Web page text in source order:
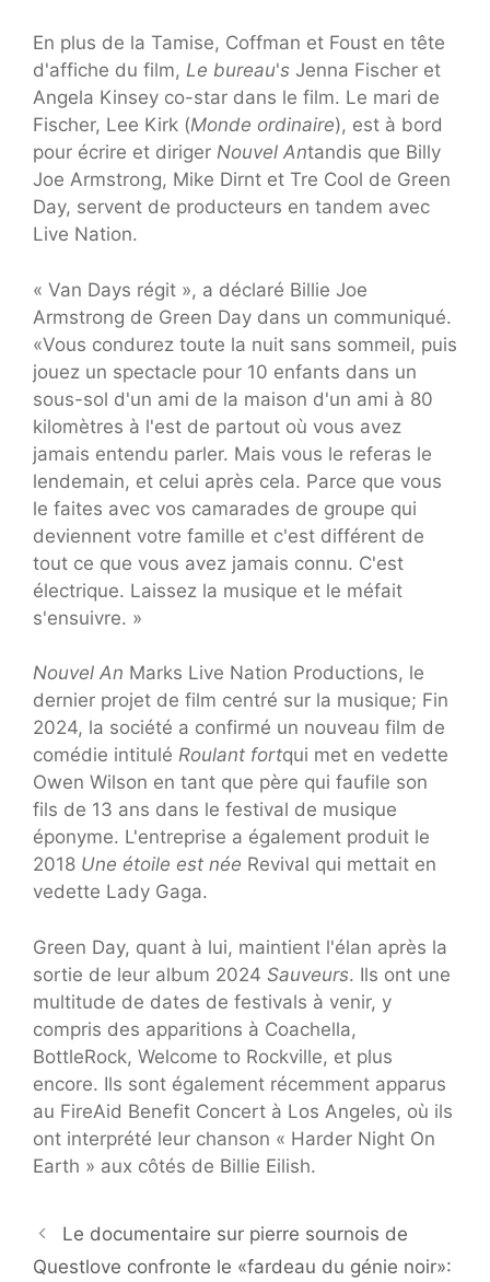
En plus de la Tamise, Coffman et Foust en tête
d'affiche du film, Le bureau's Jenna Fischer et
Angela Kinsey co-star dans le film. Le mari de
Fischer, Lee Kirk (Monde ordinaire), est à bord
pour écrire et diriger Nouvel Antandis que Billy
Joe Armstrong, Mike Dirnt et Tre Cool de Green
Day, servent de producteurs en tandem avec
Live Nation.
« Van Days régit », a déclaré Billie Joe
Armstrong de Green Day dans un communiqué.
«Vous condurez toute la nuit sans sommeil, puis
jouez un spectacle pour 10 enfants dans un
sous-sol d'un ami de la maison d'un ami à 80
kilomètres à l'est de partout où vous avez
jamais entendu parler. Mais vous le referas le
lendemain, et celui après cela. Parce que vous
le faites avec vos camarades de groupe qui
deviennent votre famille et c'est différent de
tout ce que vous avez jamais connu. C'est
électrique. Laissez la musique et le méfait
s'ensuivre. »
Nouvel An Marks Live Nation Productions, le
dernier projet de film centré sur la musique; Fin
2024, la société a confirmé un nouveau film de
comédie intitulé Roulant fortqui met en vedette
Owen Wilson en tant que père qui faufile son
fils de 13 ans dans le festival de musique
éponyme. L'entreprise a également produit le
2018 Une étoile est née Revival qui mettait en
vedette Lady Gaga.
Green Day, quant à lui, maintient l'élan après la
sortie de leur album 2024 Sauveurs. Ils ont une
multitude de dates de festivals à venir, y
compris des apparitions à Coachella,
BottleRock, Welcome to Rockville, et plus
encore. Ils sont également récemment apparus
au FireAid Benefit Concert à Los Angeles, où ils
ont interprété leur chanson « Harder Night On
Earth » aux côtés de Billie Eilish.
Le documentaire sur pierre sournois de
Questlove confronte le «fardeau du génie noir»: